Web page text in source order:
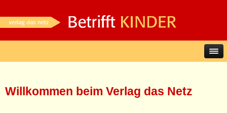
Willkommen beim Verlag das Netz